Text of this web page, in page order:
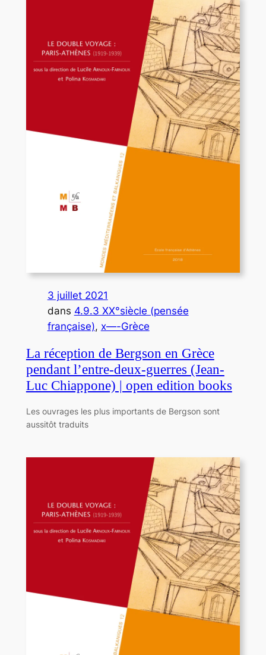
3 juillet 2021
dans 4.9.3 XX°siècle (pensée
française), x—-Grèce
La réception de Bergson en Grèce
pendant l’entre-deux-guerres (Jean-
Luc Chiappone) | open edition books
Les ouvrages les plus importants de Bergson sont
aussitôt traduits